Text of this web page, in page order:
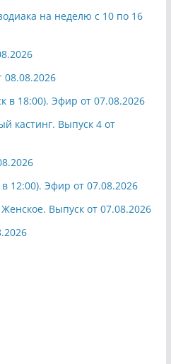
на неделю с 10 по 16
08.08.2026
в 18:00). Эфир от 07.08.2026
кастинг. Выпуск 4 от
12:00). Эфир от 07.08.2026
Выпуск от 07.08.2026